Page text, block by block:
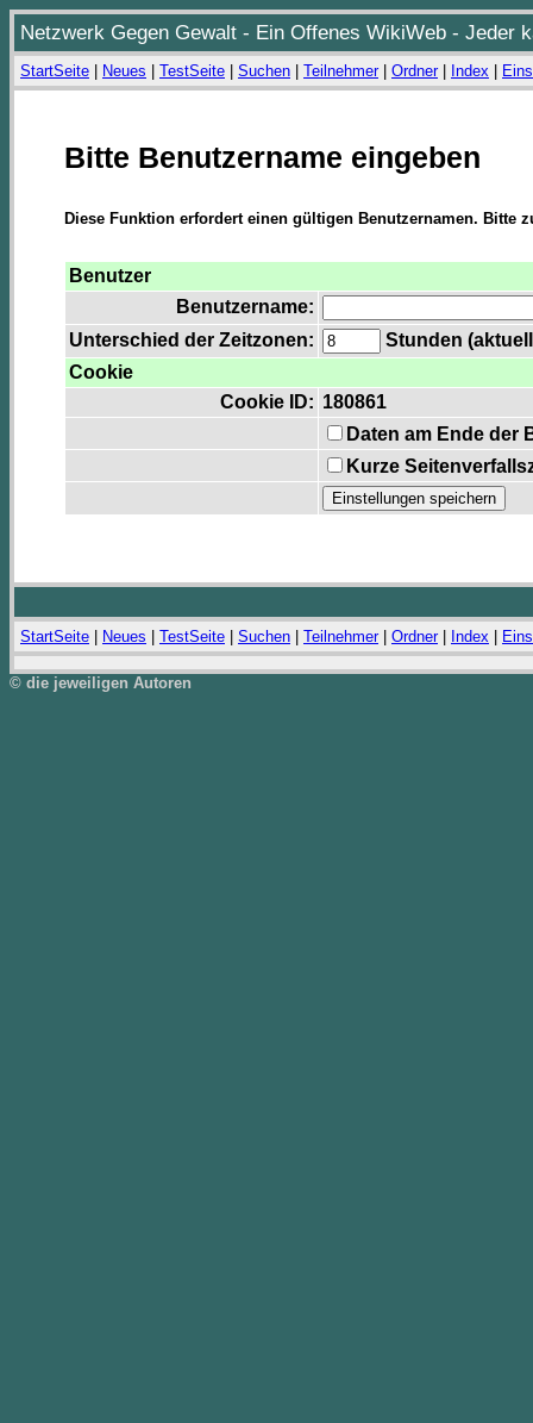
Netzwerk Gegen Gewalt - Ein Offenes WikiWeb - Jeder
StartSeite Neues TestSeite Suchen Teilnehmer| Ordner| Index
Bitte Benutzername eingeben
Diese Funktion erfordert einen gültigen Benutzernamen. Bitte
Benutzer
Benutzername:
Unterschied der Zeitzonen:
Stunden
Cookie
Cookie ID: 180861
Daten am Ende der
Kurze
StartSeite Neues TestSeite Suchen Teilnehmer| Ordner| Index
© die jeweiligen Autoren